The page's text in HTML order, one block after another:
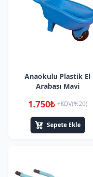
Anaokulu Plastik El
Arabası Mavi
1.750₺ +KDV(%20)
Sepete Ekle